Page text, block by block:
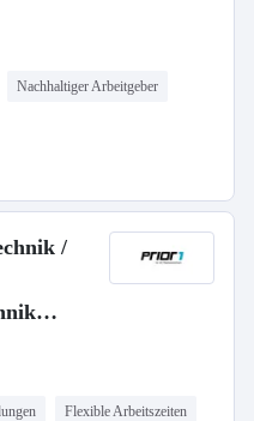
Nachhaltiger Arbeitgeber
/
Flexible Arbeitszeiten